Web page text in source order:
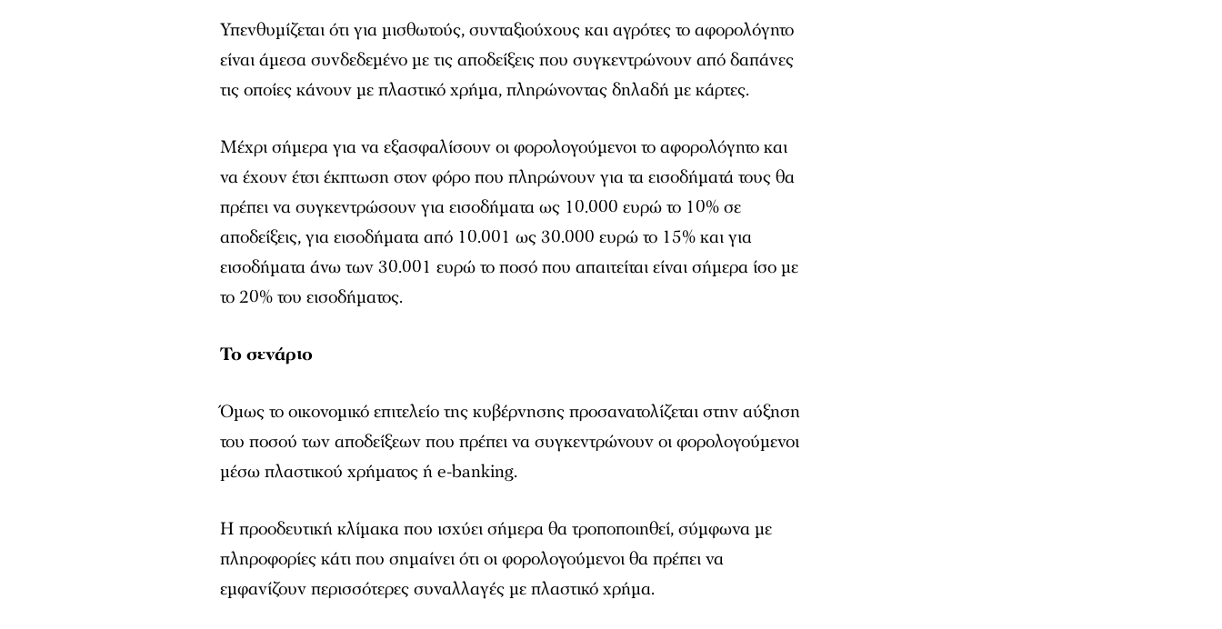
Υπενθυμίζεται ότι για μισθωτούς, συνταξιούχους και αγρότες το αφορολόγητο
είναι άμεσα συνδεδεμένο με τις αποδείξεις που συγκεντρώνουν από δαπάνες
τις οποίες κάνουν με πλαστικό χρήμα, πληρώνοντας δηλαδή με κάρτες.
Μέχρι σήμερα για να εξασφαλίσουν οι φορολογούμενοι το αφορολόγητο και
να έχουν έτσι έκπτωση στον φόρο που πληρώνουν για τα εισοδήματά τους θα
πρέπει να συγκεντρώσουν για εισοδήματα ως 10.000 ευρώ το 10% σε
αποδείξεις, για εισοδήματα από 10.001 ως 30.000 ευρώ το 15% και για
εισοδήματα άνω των 30.001 ευρώ το ποσό που απαιτείται είναι σήμερα ίσο με
το 20% του εισοδήματος.
Το σενάριο
Όμως το οικονομικό επιτελείο της κυβέρνησης προσανατολίζεται στην αύξηση
του ποσού των αποδείξεων που πρέπει να συγκεντρώνουν οι φορολογούμενοι
μέσω πλαστικού χρήματος ή e-banking.
Η προοδευτική κλίμακα που ισχύει σήμερα θα τροποποιηθεί, σύμφωνα με
πληροφορίες κάτι που σημαίνει ότι οι φορολογούμενοι θα πρέπει να
εμφανίζουν περισσότερες συναλλαγές με πλαστικό χρήμα.